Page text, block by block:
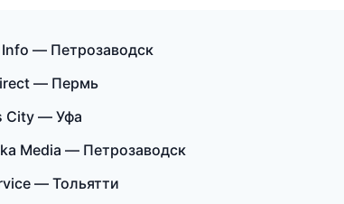
Info — Петрозаводск
— Пермь
City — Уфа
Media — Петрозаводск
— Тольятти